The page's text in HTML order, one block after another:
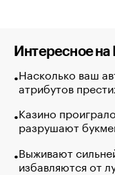
Интересное на
Насколько ваш
атрибутов
Казино
разрушают
Выживают
избавляются от